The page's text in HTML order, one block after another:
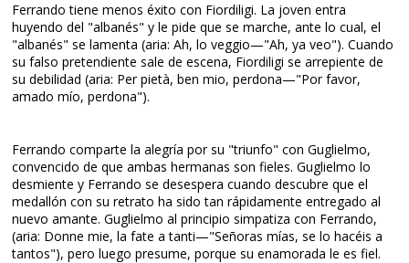
Ferrando tiene menos éxito con Fiordiligi. La joven entra
huyendo del "albanés" y le pide que se marche, ante lo cual, el
"albanés" se lamenta (aria: Ah, lo veggio—"Ah, ya veo"). Cuando
su falso pretendiente sale de escena, Fiordiligi se arrepiente de
su debilidad (aria: Per pietà, ben mio, perdona—"Por favor,
amado mío, perdona").
Ferrando comparte la alegría por su "triunfo" con Guglielmo,
convencido de que ambas hermanas son fieles. Guglielmo lo
desmiente y Ferrando se desespera cuando descubre que el
medallón con su retrato ha sido tan rápidamente entregado al
nuevo amante. Guglielmo al principio simpatiza con Ferrando,
(aria: Donne mie, la fate a tanti—"Señoras mías, se lo hacéis a
tantos"), pero luego presume, porque su enamorada le es fiel.